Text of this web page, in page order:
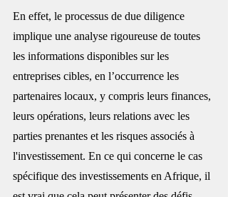
En effet, le processus de due diligence
implique une analyse rigoureuse de toutes
les informations disponibles sur les
entreprises cibles, en l’occurrence les
partenaires locaux, y compris leurs finances,
leurs opérations, leurs relations avec les
parties prenantes et les risques associés à
l'investissement. En ce qui concerne le cas
spécifique des investissements en Afrique, il